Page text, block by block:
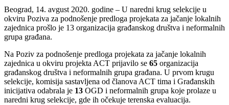
Beograd, 14. avgust 2020. godine – U naredni krug selekcije u
okviru Poziva za podnošenje predloga projekata za jačanje lokalnih
zajednica prošlo je 13 organizacija građanskog društva i neformalnih
grupa građana.
Na Poziv za podnošenje predloga projekata za jačanje lokalnih
zajednica u okviru projekta ACT prijavilo se 65 organizacija
građanskog društva i neformalnih grupa građana. U prvom krugu
selekcije, komisija sastavljena od članova ACT tima i Građanskih
inicijativa odabrala je 13 OGD i neformalnih grupa koje prolaze u
naredni krug selekcije, gde ih očekuje terenska evaluacija.